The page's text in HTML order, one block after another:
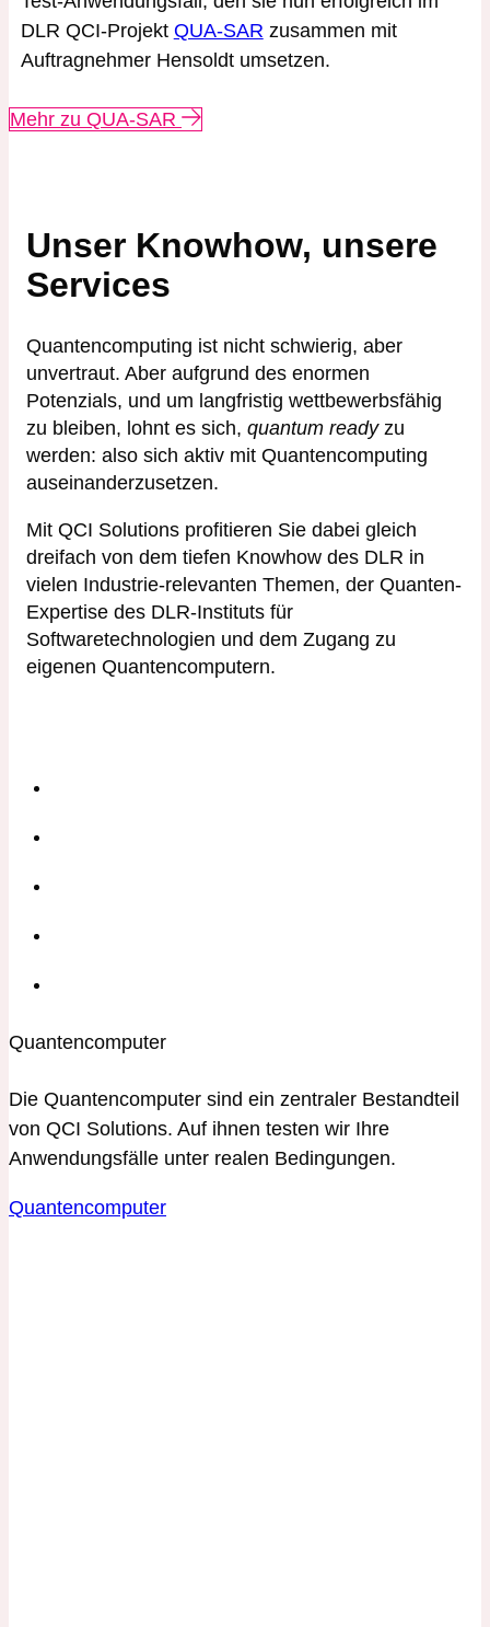
DLR QCI-Projekt QUA-SAR zusammen mit
Auftragnehmer Hensoldt umsetzen.
Mehr zu QUA-SAR
Unser Knowhow, unsere
Services
Quantencomputing ist nicht schwierig, aber
unvertraut. Aber aufgrund des enormen
Potenzials, und um langfristig wettbewerbsfähig
zu bleiben, lohnt es sich, quantum readyzu
werden: also sich aktiv mit Quantencomputing
auseinanderzusetzen.
Mit QCI Solutions profitieren Sie dabei gleich
dreifach von dem tiefen Knowhow des DLR in
vielen Industrie-relevanten Themen, der Quanten-
Expertise des DLR-Instituts für
Softwaretechnologien und dem Zugang zu
eigenen Quantencomputern.
Quantencomputer
Die Quantencomputer sind ein zentraler Bestandteil
von QCI Solutions. Auf ihnen testen wir Ihre
Anwendungsfälle unter realen Bedingungen.
Quantencomputer